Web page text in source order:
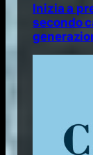
Inizia a
secondo